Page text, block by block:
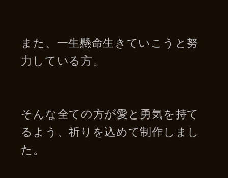
また、一生懸命生きていこうと努
力している方。
そんな全ての方が愛と勇気を持て
るよう、祈りを込めて制作しまし
た。